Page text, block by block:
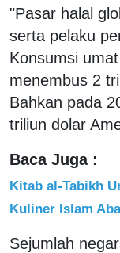
"Pasar halal
serta pelaku
Konsumsi
menembus 2
Bahkan pada
triliun dolar
Baca Juga :
Kitab al-Tabikh
Kuliner Islam
Sejumlah